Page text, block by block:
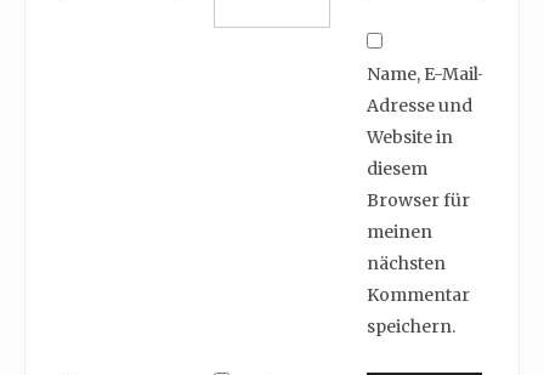
Name, E-Mail-
Adresse und
Website in
diesem
Browser für
meinen
nächsten
Kommentar
speichern.